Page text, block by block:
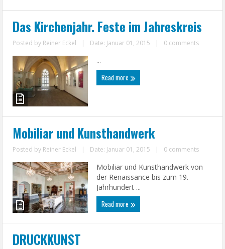
Das Kirchenjahr. Feste im Jahreskreis
Posted by Reiner Eckel | Date: Januar 01, 2015 | 0 comments
...
Read more
Mobiliar und Kunsthandwerk
Posted by Reiner Eckel | Date: Januar 01, 2015 | 0 comments
Mobiliar und Kunsthandwerk von
der Renaissance bis zum 19.
Jahrhundert ...
Read more
DRUCKKUNST